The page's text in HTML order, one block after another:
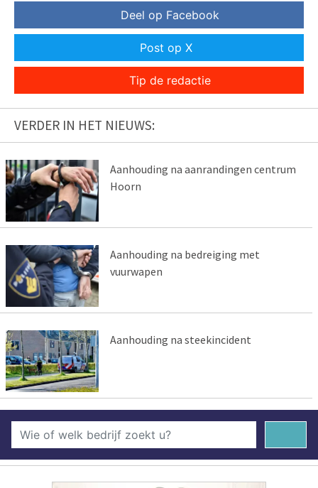
Deel op Facebook
Post op X
Tip de redactie
VERDER IN HET NIEUWS:
Aanhouding na aanrandingen centrum
Hoorn
Aanhouding na bedreiging met
vuurwapen
Aanhouding na steekincident